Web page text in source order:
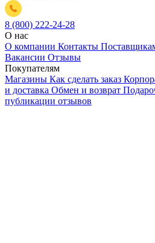
8 (800) 222-24-28
О нас
О компании Контакты
Вакансии Отзывы
Покупателям
Магазины Как сделать заказ
и доставка Обмен и возврат
публикации отзывов